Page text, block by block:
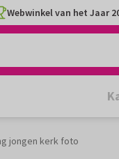
Webwinkel van het Jaar
jongen kerk foto